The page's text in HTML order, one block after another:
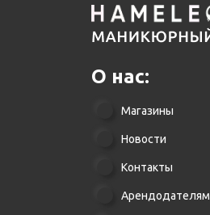
О нас:
Магазины
Новости
Контакты
Арендодателям